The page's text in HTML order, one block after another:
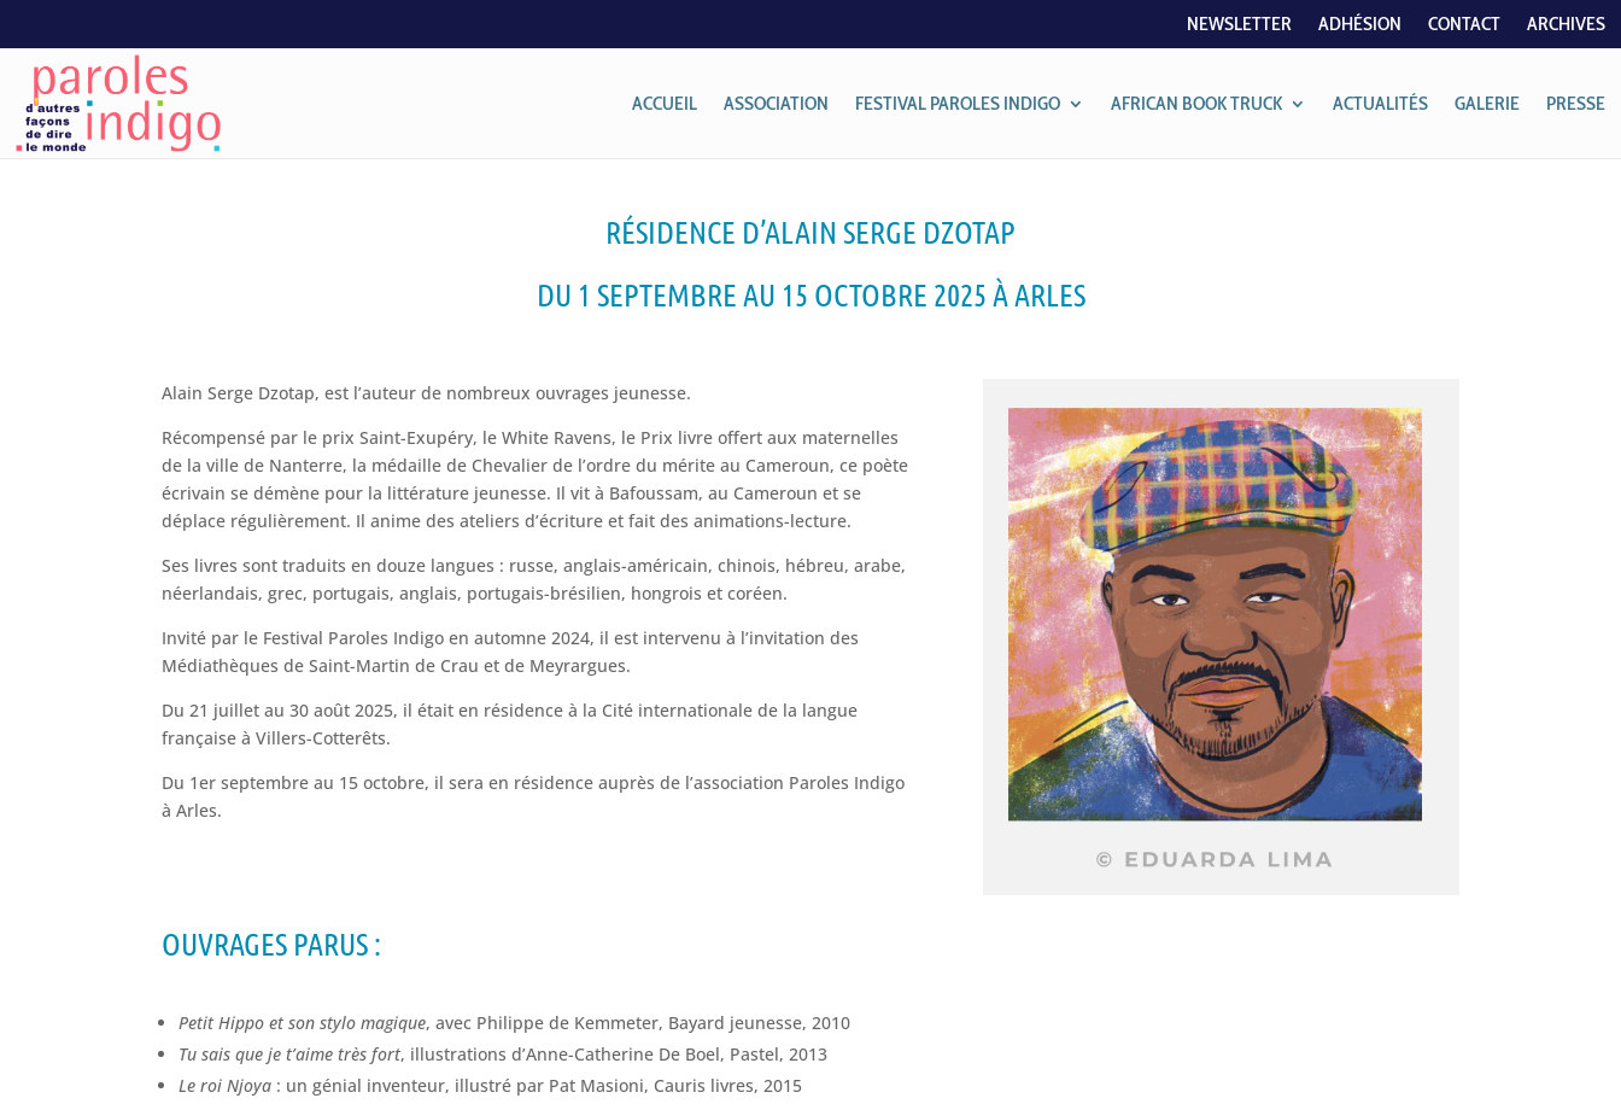
NEWSLETTER ADHÉSION CONTACT ARCHIVES
ACCUEIL ASSOCIATION FESTIVAL PAROLES INDIGO AFRICAN BOOK TRUCK ACTUALITÉS GALERIE PRESSE
RÉSIDENCE D’ALAIN SERGE DZOTAP
DU 1 SEPTEMBRE AU 15 OCTOBRE 2025 À ARLES
Alain Serge Dzotap, est l’auteur de nombreux ouvrages jeunesse.
Récompensé par le prix Saint-Exupéry, le White Ravens, le Prix livre offert aux maternelles
de la ville de Nanterre, la médaille de Chevalier de l’ordre du mérite au Cameroun, ce poète
écrivain se démène pour la littérature jeunesse. Il vit à Bafoussam, au Cameroun et se
déplace régulièrement. Il anime des ateliers d’écriture et fait des animations-lecture.
Ses livres sont traduits en douze langues : russe, anglais-américain, chinois, hébreu, arabe,
néerlandais, grec, portugais, anglais, portugais-brésilien, hongrois et coréen.
Invité par le Festival Paroles Indigo en automne 2024, il est intervenu à l’invitation des
Médiathèques de Saint-Martin de Crau et de Meyrargues.
Du 21 juillet au 30 août 2025, il était en résidence à la Cité internationale de la langue
française à Villers-Cotterêts.
Du 1er septembre au 15 octobre, il sera en résidence auprès de l’association Paroles Indigo
à Arles.
OUVRAGES PARUS :
Petit Hippo et son stylo magique, avec Philippe de Kemmeter, Bayard jeunesse, 2010
Tu sais que je t’aime très fort, illustrations d’Anne-Catherine De Boel, Pastel, 2013
Le roi Njoya : un génial inventeur, illustré par Pat Masioni, Cauris livres, 2015